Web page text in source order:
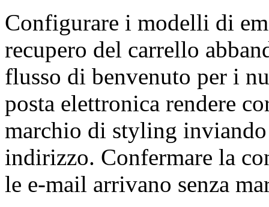
Configurare i modelli di
recupero del carrello
flusso di benvenuto per i
posta elettronica rendere
marchio di styling
indirizzo. Confermare la
le e-mail arrivano senza